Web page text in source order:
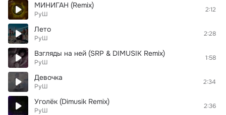
МИНИГАН (Remix)
РуШ
2:12
Лето
РуШ
2:28
Взгляды на ней (SRP & DIMUSIK Remix)
РуШ
1:58
Девочка
РуШ
2:34
Уголёк (Dimusik Remix)
РуШ
2:36